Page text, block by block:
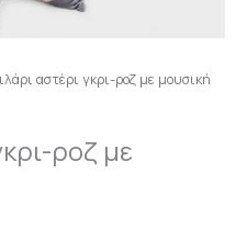
αστέρι γκρι-ροζ με μουσική
ροζ με